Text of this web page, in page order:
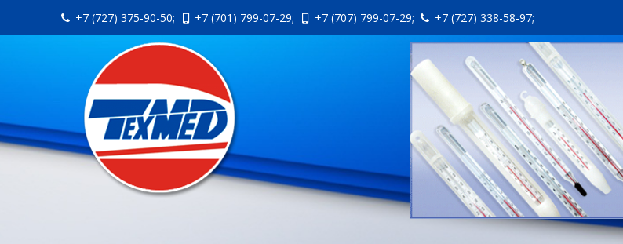
+7 (727) 375-90-50; +7 (701) 799-07-29; +7 (707) 799-07-29; +7 (727) 338-58-97;